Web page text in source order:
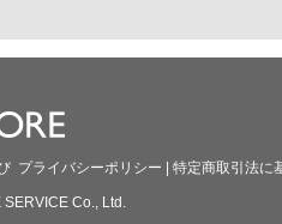
プライバシーポリシー 特定商取引法に
Co., Ltd.